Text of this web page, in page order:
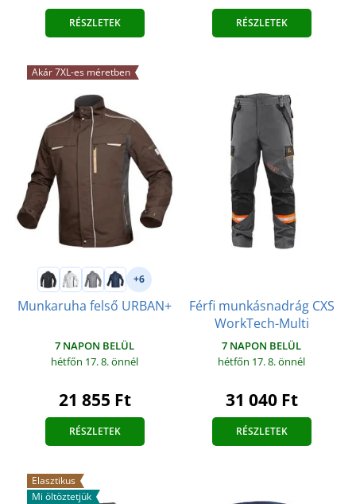
RÉSZLETEK RÉSZLETEK
Akár 7XL-es méretben
+6
Munkaruha felső URBAN+
7 NAPON BELÜL
hétfőn 17. 8.önnél
21 855 Ft
RÉSZLETEK
Férfi munkásnadrág CXS
WorkTech-Multi
7 NAPON BELÜL
hétfőn 17. 8.önnél
31 040 Ft
RÉSZLETEK
Elasztikus
Mi öltöztetjük